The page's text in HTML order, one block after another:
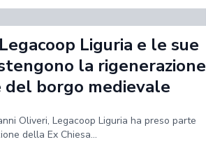
Liguria e le sue
la rigenerazione
borgo medievale
Oliveri, Legacoop Liguria ha preso parte
della Ex Chiesa...